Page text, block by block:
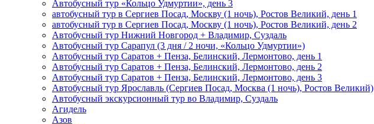
Автобусный тур «Кольцо Удмуртии», день 3
автобусный тур в Сергиев Посад, Москву (1 ночь), Ростов Великий, день 1
автобусный тур в Сергиев Посад, Москву (1 ночь), Ростов Великий, день 2
Автобусный тур Нижний Новгород + Владимир, Суздаль
Автобусный тур Сарапул (3 дня / 2 ночи, «Кольцо Удмуртии»)
Автобусный тур Саратов + Пенза, Белинский, Лермонтово, день 1
Автобусный тур Саратов + Пенза, Белинский, Лермонтово, день 2
Автобусный тур Саратов + Пенза, Белинский, Лермонтово, день 3
Автобусный тур Ярославль (Сергиев Посад, Москва (1 ночь), Ростов Великий)
Автобусный экскурсионный тур во Владимир, Суздаль
Агидель
Азов